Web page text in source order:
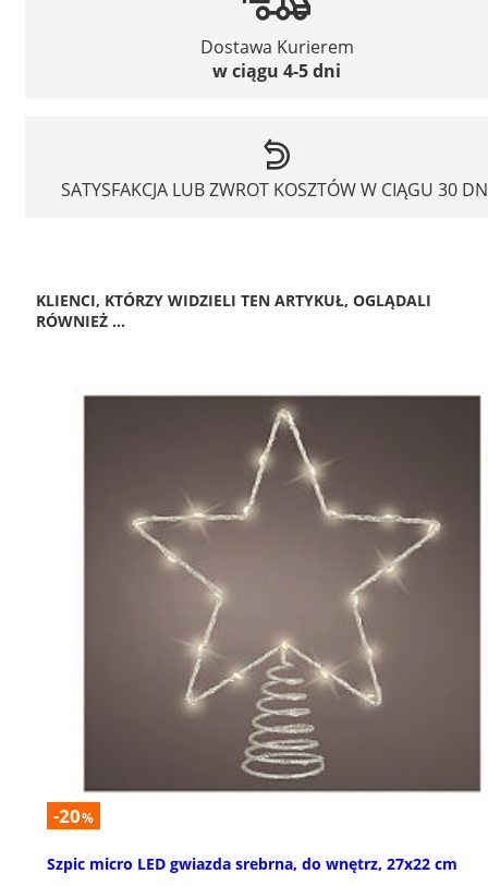
Dostawa Kurierem
w ciągu 4-5 dni
SATYSFAKCJA LUB ZWROT KOSZTÓW W CIĄGU 30
KLIENCI, KTÓRZY WIDZIELI TEN ARTYKUŁ, OGLĄDALI
RÓWNIEŻ ...
-20%
Szpic micro LED gwiazda srebrna, do wnętrz, 27x22 cm